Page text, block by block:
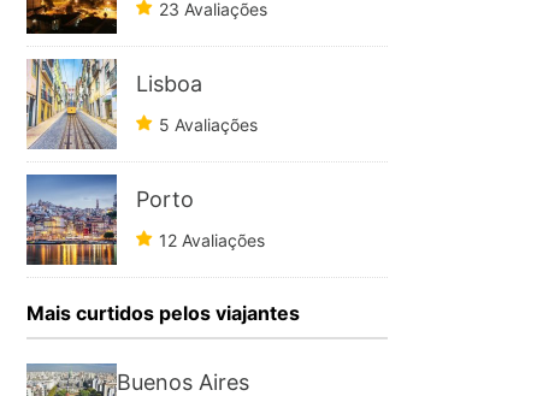
23 Avaliações
Lisboa
5 Avaliações
Porto
12 Avaliações
Mais curtidos pelos viajantes
Buenos Aires